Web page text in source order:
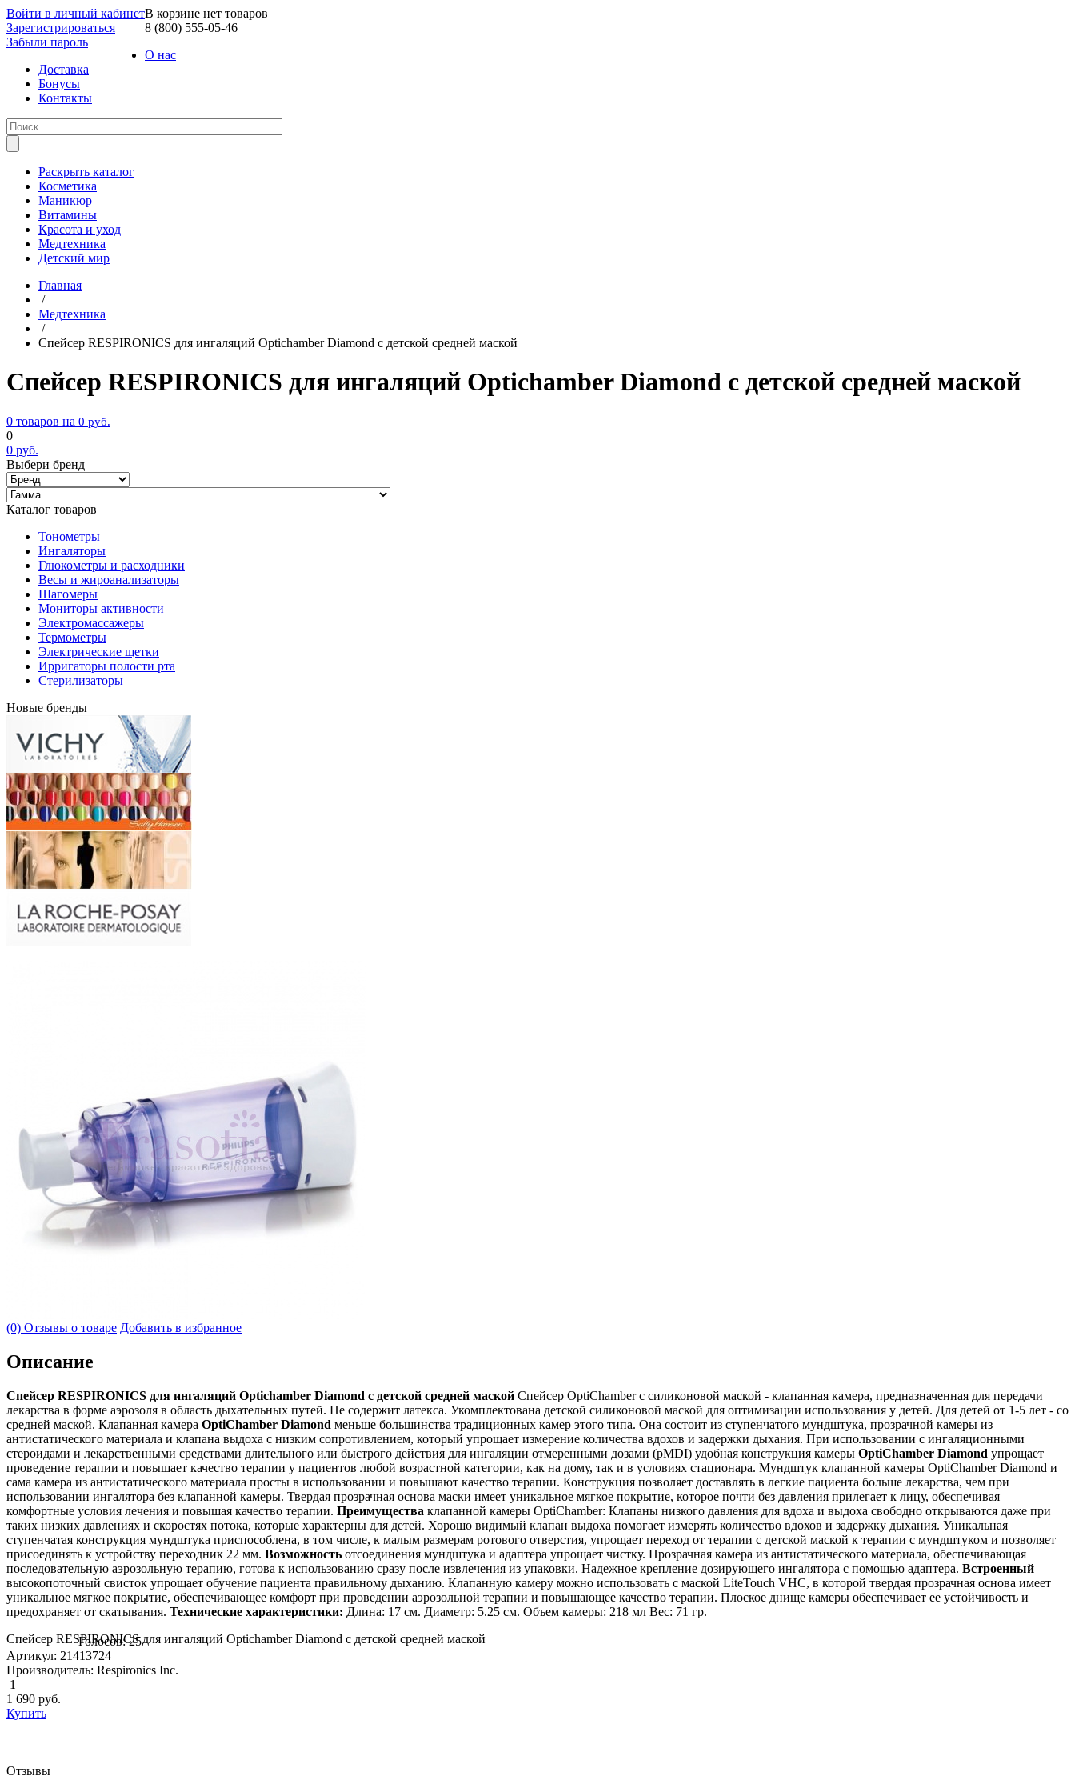
Войти в личный кабинет
Зарегистрироваться
Забыли пароль
В корзине нет товаров
8 (800) 555-05-46
О нас
Доставка
Бонусы
Контакты
Раскрыть каталог
Косметика
Маникюр
Витамины
Красота и уход
Медтехника
Детский мир
Главная
/
Медтехника
/
Спейсер RESPIRONICS для ингаляций Optichamber Diamond с детской средней маской
Спейсер RESPIRONICS для ингаляций Optichamber Diamond с детской средней маской
0 товаров на 0 руб.
0
0 руб.
Выбери бренд
Каталог товаров
Тонометры
Ингаляторы
Глюкометры и расходники
Весы и жироанализаторы
Шагомеры
Мониторы активности
Электромассажеры
Термометры
Электрические щетки
Ирригаторы полости рта
Стерилизаторы
Новые бренды
(0) Отзывы о товаре Добавить в избранное
Описание
Спейсер RESPIRONICS для ингаляций Optichamber Diamond с детской средней маской Спейсер OptiChamber с силиконовой маской - клапанная камера, предназначенная для передачи
лекарства в форме аэрозоля в область дыхательных путей. Не содержит латекса. Укомплектована детской силиконовой маской для оптимизации использования у детей. Для детей от 1-5 лет - со
средней маской. Клапанная камера OptiChamber Diamond меньше большинства традиционных камер этого типа. Она состоит из ступенчатого мундштука, прозрачной камеры из
антистатического материала и клапана выдоха с низким сопротивлением, который упрощает измерение количества вдохов и задержки дыхания. При использовании с ингаляционными
стероидами и лекарственными средствами длительного или быстрого действия для ингаляции отмеренными дозами (pMDI) удобная конструкция камеры OptiChamber Diamond упрощает
проведение терапии и повышает качество терапии у пациентов любой возрастной категории, как на дому, так и в условиях стационара. Мундштук клапанной камеры OptiChamber Diamond и
сама камера из антистатического материала просты в использовании и повышают качество терапии. Конструкция позволяет доставлять в легкие пациента больше лекарства, чем при
использовании ингалятора без клапанной камеры. Твердая прозрачная основа маски имеет уникальное мягкое покрытие, которое почти без давления прилегает к лицу, обеспечивая
комфортные условия лечения и повышая качество терапии. Преимущества клапанной камеры OptiChamber: Клапаны низкого давления для вдоха и выдоха свободно открываются даже при
таких низких давлениях и скоростях потока, которые характерны для детей. Хорошо видимый клапан выдоха помогает измерять количество вдохов и задержку дыхания. Уникальная
ступенчатая конструкция мундштука приспособлена, в том числе, к малым размерам ротового отверстия, упрощает переход от терапии с детской маской к терапии с мундштуком и позволяет
присоединять к устройству переходник 22 мм. Возможность отсоединения мундштука и адаптера упрощает чистку. Прозрачная камера из антистатического материала, обеспечивающая
последовательную аэрозольную терапию, готова к использованию сразу после извлечения из упаковки. Надежное крепление дозирующего ингалятора с помощью адаптера. Встроенный
высокопоточный свисток упрощает обучение пациента правильному дыханию. Клапанную камеру можно использовать с маской LiteTouch VHC, в которой твердая прозрачная основа имеет
уникальное мягкое покрытие, обеспечивающее комфорт при проведении аэрозольной терапии и повышающее качество терапии. Плоское днище камеры обеспечивает ее устойчивость и
предохраняет от скатывания. Технические характеристики: Длина: 17 см. Диаметр: 5.25 см. Объем камеры: 218 мл Вес: 71 гр.
Спейсер RESPIRONICS для ингаляций Optichamber Diamond с детской средней маской
Голосов: 25
Артикул: 21413724
Производитель: Respironics Inc.
1
1 690 руб.
Купить
Отзывы